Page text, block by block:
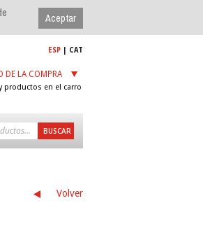
ESP CAT
DE LA COMPRA
productos en el carro
Volver